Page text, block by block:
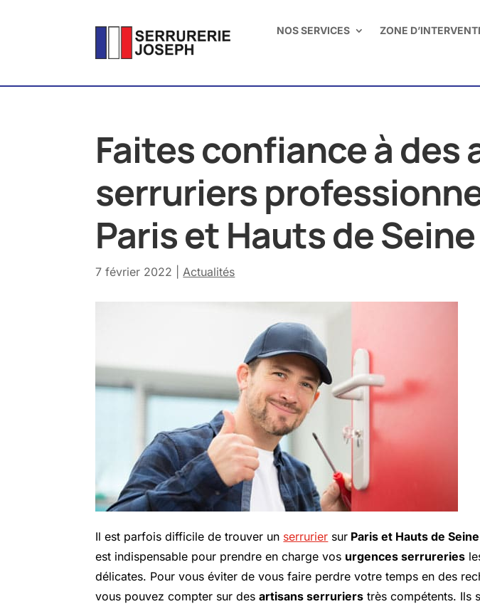
NOS SERVICES ZONE
Faites confiance à des
serruriers
Paris et Hauts de Seine
7 février 2022 |Actualités
Il est parfois difficile de trouver un serrurier sur Paris et Hauts de Seine
est indispensable pour prendre en charge vos urgences serrureries
délicates. Pour vous éviter de vous faire perdre votre temps en des
vous pouvez compter sur desartisans serruriers très compétents. Ils